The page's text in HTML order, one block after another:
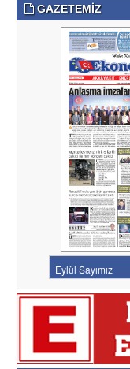
GAZETEMİZ